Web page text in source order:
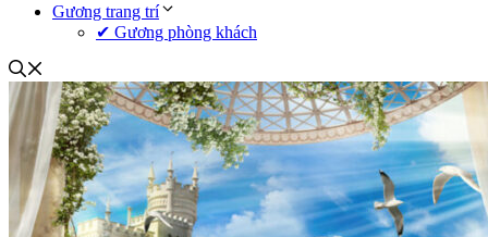
Gương trang trí
✔ Gương phòng khách